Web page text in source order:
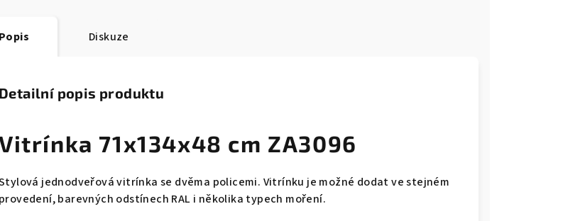
Popis Diskuze
Detailní popis produktu
71x134x48 cm ZA3096
jednodveřová vitrínka se dvěma policemi. Vitrínku je možné dodat ve stejném
provedení, barevných odstínech RAL i několika typech moření.